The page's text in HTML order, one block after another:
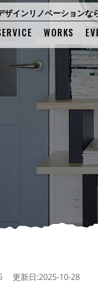
ザインリノベーションな
WORKS
更新日:2025-10-28